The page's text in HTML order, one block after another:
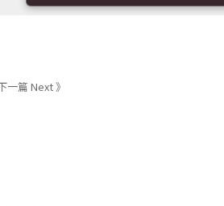
一篇 Next 》